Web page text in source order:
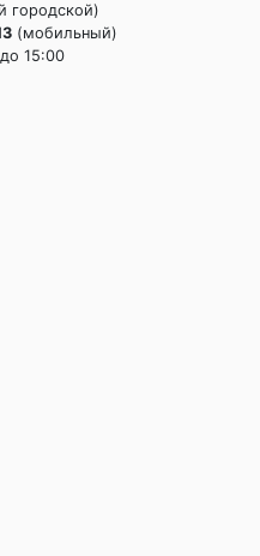
городской)
(мобильный)
15:00